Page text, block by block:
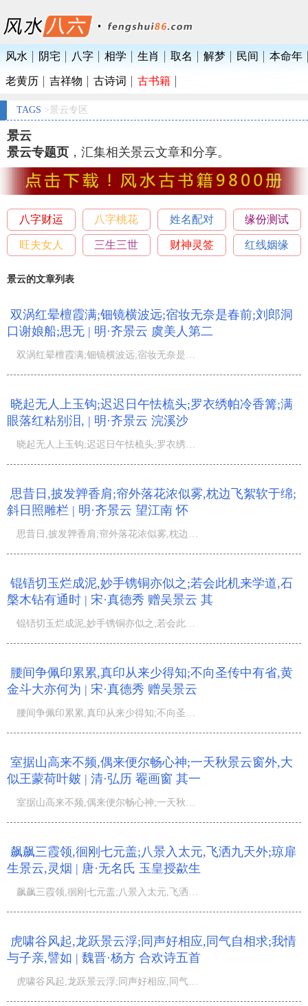
风水 阴宅 八字 相学 生肖 取名 解梦 民间 本命年
老黄历 吉祥物 古诗词 古书籍
TAGS >景云专区
景云
景云专题页 ，汇集相关景云文章和分享。
八字财运 八字桃花 姓名配对 缘份测试
旺夫女人 三生三世 财神灵签 红线姻缘
景云的文章列表
双涡红晕檀霞满;钿镜横波远;宿妆无奈是春前;刘郎洞
口谢娘船;思无 | 明·齐景云 虞美人第二
双涡红晕檀霞满;钿镜横波远;宿妆无奈是春前;刘郎洞口谢娘船;思无边;鹌鹑啄破赪桐叶;云掩圆蟾截;小楼回首绿
晓起无人上玉钩;迟迟日午怯梳头;罗衣绣帕冷香篝;满
眼落红粘别泪, | 明·齐景云 浣溪沙
晓起无人上玉钩;迟迟日午怯梳头;罗衣绣帕冷香篝;满眼落红粘别泪,一天疏雨织春愁;倚栏无语暗凝眸;...
思昔日,披发亸香肩;帘外落花浓似雾,枕边飞絮软于绵;
斜日照雕栏 | 明·齐景云 望江南 怀
思昔日,披发亸香肩;帘外落花浓似雾,枕边飞絮软于绵;斜日照雕栏;...
锟铻切玉烂成泥,妙手镌铜亦似之;若会此机来学道,石
槃木钻有通时 | 宋·真德秀 赠吴景云 其
锟铻切玉烂成泥,妙手镌铜亦似之;若会此机来学道,石槃木钻有通时;...
腰间争佩印累累,真印从来少得知;不向圣传中有省,黄
金斗大亦何为 | 宋·真德秀 赠吴景云
腰间争佩印累累,真印从来少得知;不向圣传中有省,黄金斗大亦何为;...
室据山高来不频,偶来便尔畅心神;一天秋景云窗外,大
似王蒙荷叶皴 | 清·弘历 罨画窗 其一
室据山高来不频,偶来便尔畅心神;一天秋景云窗外,大似王蒙荷叶皴;...
飙飙三霞领,徊刚七元盖;八景入太元,飞洒九天外;琼扉
生景云,灵烟 | 唐·无名氏 玉皇授歘生
飙飙三霞领,徊刚七元盖;八景入太元,飞洒九天外;琼扉生景云,灵烟绝幽蔼;西宫咏洞玄,清唱扶桑际;守雌森峰间,
虎啸谷风起,龙跃景云浮;同声好相应,同气自相求;我情
与子亲,譬如 | 魏晋·杨方 合欢诗五首
虎啸谷风起,龙跃景云浮;同声好相应,同气自相求;我情与子亲,譬如影追躯;食共并根穗,饮共连理杯;衣共双丝绢,